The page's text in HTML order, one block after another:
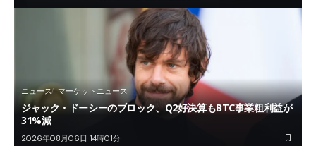
ニュース マーケットニュース
ジャック・ドーシーのブロック、Q2好決算もBTC事業粗利益が
31%減
2026年08月06日 14時01分